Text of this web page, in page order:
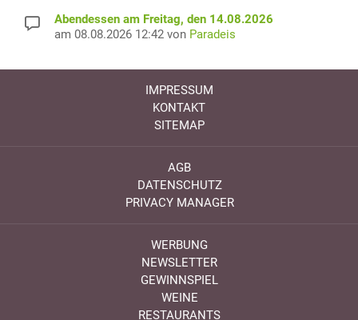
Abendessen am Freitag, den 14.08.2026
am 08.08.2026 12:42 von Paradeis
IMPRESSUM
KONTAKT
SITEMAP
AGB
DATENSCHUTZ
PRIVACY MANAGER
WERBUNG
NEWSLETTER
GEWINNSPIEL
WEINE
RESTAURANTS